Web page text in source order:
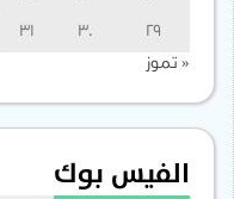
29
30
31
« تموز
الفيس بوك